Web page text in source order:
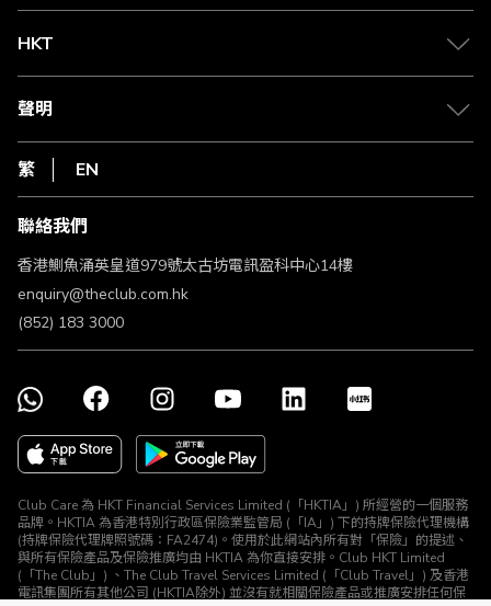
物流與配送
Club Shopping 商品領取站
常見問題
HKT
csl.
1010
HKT
聲明
私隱聲明
使用條款
條款及細則
不歧視及不騷擾聲明
認可牌照及通告
繁 EN
聯絡我們
香港鰂魚涌英皇道979號太古坊電訊盈科中心14樓
enquiry@theclub.com.hk
(852) 183 3000
Club Care 為 HKT Financial Services Limited (「HKTIA」) 所經營的一個服務
品牌。HKTIA 為香港特別行政區保險業監管局 (「IA」) 下的持牌保險代理機構
(持牌保險代理牌照號碼：FA2474)。使用於此網站內所有對「保險」的提述、
與所有保險產品及保險推廣均由 HKTIA 為你直接安排。Club HKT Limited
(「The Club」) 、The Club Travel Services Limited (「Club Travel」) 及香港
電訊集團所有其他公司 (HKTIA除外) 並沒有就相關保險產品或推廣安排任何保